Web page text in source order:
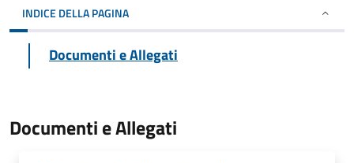
INDICE DELLA PAGINA
Documenti e Allegati
Documenti e Allegati